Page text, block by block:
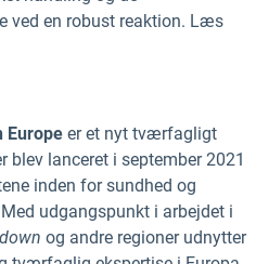
ved en robust reaktion. Læs
Europe er et nyt tværfagligt
blev lanceret i september 2021
inden for sundhed og
udgangspunkt i arbejdet i
og andre regioner udnytter